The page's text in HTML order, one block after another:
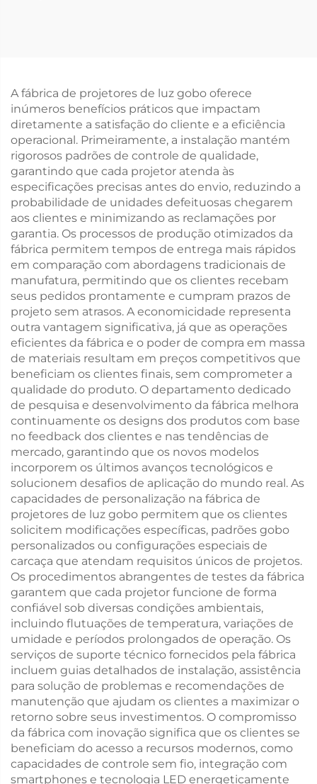
A fábrica de projetores de luz gobo oferece
inúmeros benefícios práticos que impactam
diretamente a satisfação do cliente e a eficiência
operacional. Primeiramente, a instalação mantém
rigorosos padrões de controle de qualidade,
garantindo que cada projetor atenda às
especificações precisas antes do envio, reduzindo a
probabilidade de unidades defeituosas chegarem
aos clientes e minimizando as reclamações por
garantia. Os processos de produção otimizados da
fábrica permitem tempos de entrega mais rápidos
em comparação com abordagens tradicionais de
manufatura, permitindo que os clientes recebam
seus pedidos prontamente e cumpram prazos de
projeto sem atrasos. A economicidade representa
outra vantagem significativa, já que as operações
eficientes da fábrica e o poder de compra em massa
de materiais resultam em preços competitivos que
beneficiam os clientes finais, sem comprometer a
qualidade do produto. O departamento dedicado
de pesquisa e desenvolvimento da fábrica melhora
continuamente os designs dos produtos com base
no feedback dos clientes e nas tendências de
mercado, garantindo que os novos modelos
incorporem os últimos avanços tecnológicos e
solucionem desafios de aplicação do mundo real. As
capacidades de personalização na fábrica de
projetores de luz gobo permitem que os clientes
solicitem modificações específicas, padrões gobo
personalizados ou configurações especiais de
carcaça que atendam requisitos únicos de projetos.
Os procedimentos abrangentes de testes da fábrica
garantem que cada projetor funcione de forma
confiável sob diversas condições ambientais,
incluindo flutuações de temperatura, variações de
umidade e períodos prolongados de operação. Os
serviços de suporte técnico fornecidos pela fábrica
incluem guias detalhados de instalação, assistência
para solução de problemas e recomendações de
manutenção que ajudam os clientes a maximizar o
retorno sobre seus investimentos. O compromisso
da fábrica com inovação significa que os clientes se
beneficiam do acesso a recursos modernos, como
capacidades de controle sem fio, integração com
smartphones e tecnologia LED energeticamente